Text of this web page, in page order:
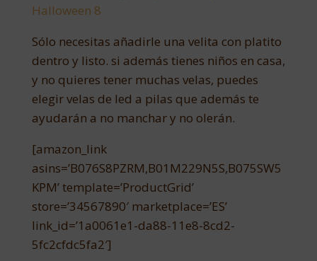
Halloween 8
Sólo necesitas añadirle una velita con platito
dentro y listo. si además tienes niños en casa,
y no quieres tener muchas velas, puedes
elegir velas de led a pilas que además te
ayudarán a no manchar y no olerán.
[amazon_link
asins=’B076S8PZRM,B01M229N5S,B075SW5
KPM’ template=’ProductGrid’
store=’34567890′ marketplace=’ES’
link_id=’1a0061e1-da88-11e8-8cd2-
5fc2cfdc5fa2′]